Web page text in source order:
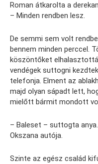
Roman átkarolta a
– Minden rendben lesz.
De semmi sem volt
bennem minden perccel.
köszöntőket
vendégek suttogni
telefonja. Elment az
majd olyan sápadt lett,
mielőtt bármit mondott
– Baleset – suttogta
Okszana autója.
Szinte az egész család